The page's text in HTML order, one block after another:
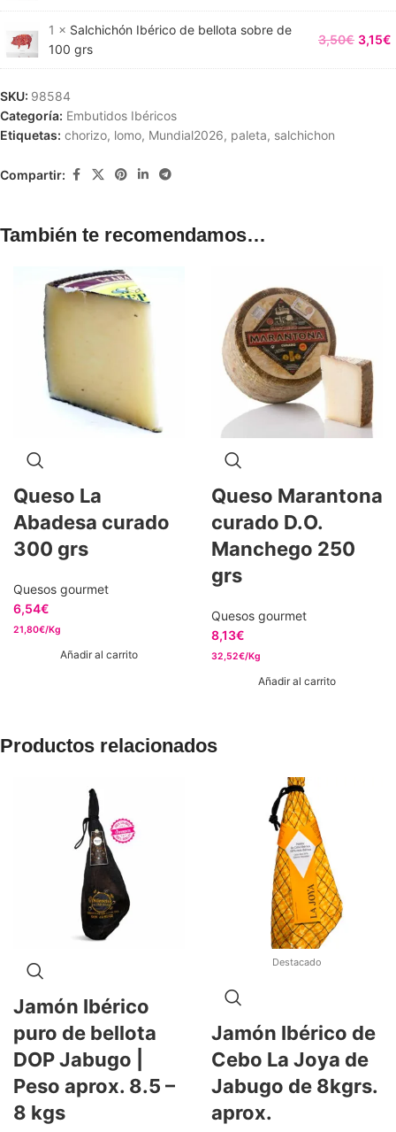
1 × Salchichón Ibérico de bellota sobre de
100 grs
3,50€ 3,15€
SKU: 98584
Categoría: Embutidos Ibéricos
Etiquetas: chorizo, lomo, Mundial2026, paleta, salchichon
Compartir:
También te recomendamos…
Queso La
Abadesa curado
300 grs
Quesos gourmet
6,54€
21,80€/Kg
Añadir al carrito
Queso Marantona
curado D.O.
Manchego 250
grs
Quesos gourmet
8,13€
32,52€/Kg
Añadir al carrito
Productos relacionados
Jamón Ibérico
puro de bellota
DOP Jabugo |
Peso aprox. 8.5 –
8 kgs
Destacado
Jamón Ibérico de
Cebo La Joya de
Jabugo de 8kgrs.
aprox.